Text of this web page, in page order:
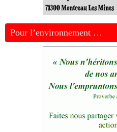
Pour l’environnement …